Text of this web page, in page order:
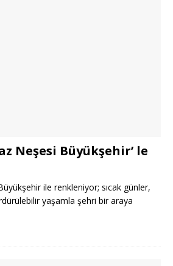
Neşesi Büyükşehir’ le
ile renkleniyor; sıcak günler,
yaşamla şehri bir araya